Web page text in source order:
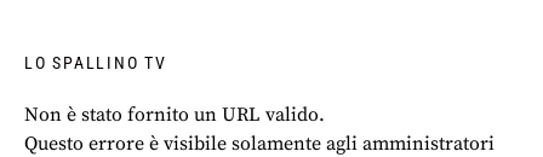
LO SPALLINO TV
Non è stato fornito un URL valido.
Questo errore è visibile solamente agli amministratori